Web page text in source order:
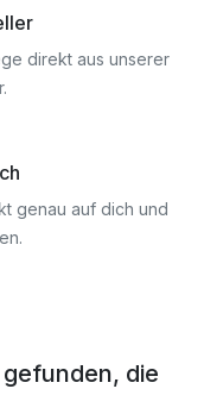
direkt aus unserer
genau auf dich und
die